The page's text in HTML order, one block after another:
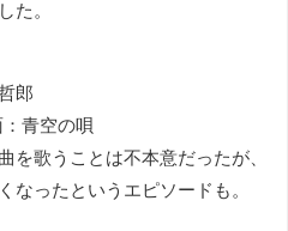
た。
郎
青空の唄
を歌うことは不本意だったが、
なったというエピソードも。